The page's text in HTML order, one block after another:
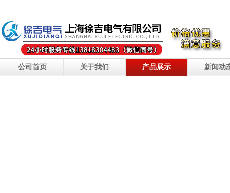
公司首页 关于我们 产品展示 新闻动